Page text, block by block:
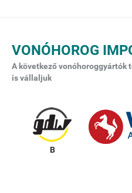
VONÓHOROG
A következő vonóhoroggyártók
is vállaljuk